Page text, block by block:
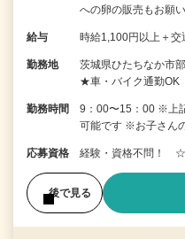
への卵の販売もお願
給与 時給1,100円以上＋交
勤務地
茨城県ひたちなか市
★車・バイク通勤OK
勤務時間
9：00〜15：00 ※上
可能です ※お子さん
応募資格 経験・資格不問！ ☆
後で見る